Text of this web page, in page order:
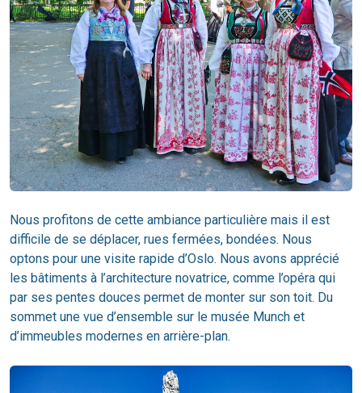
Nous profitons de cette ambiance particulière mais il est
difficile de se déplacer, rues fermées, bondées. Nous
optons pour une visite rapide d’Oslo. Nous avons apprécié
les bâtiments à l’architecture novatrice, comme l’opéra qui
par ses pentes douces permet de monter sur son toit. Du
sommet une vue d’ensemble sur le musée Munch et
d’immeubles modernes en arrière-plan.